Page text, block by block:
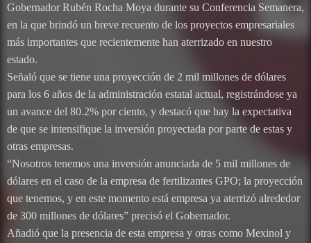
Gobernador Rubén Rocha Moya durante su Conferencia Semanera,
en la que brindó un breve recuento de los proyectos empresariales
más importantes que recientemente han aterrizado en nuestro
estado.
Señaló que se tiene una proyección de 2 mil millones de dólares
para los 6 años de la administración estatal actual, registrándose ya
un avance del 80.2% por ciento, y destacó que hay la expectativa
de que se intensifique la inversión proyectada por parte de estas y
otras empresas.
“Nosotros tenemos una inversión anunciada de 5 mil millones de
dólares en el caso de la empresa de fertilizantes GPO; la proyección
que tenemos, y en este momento está empresa ya aterrizó alrededor
de 300 millones de dólares” precisó el Gobernador.
Añadió que la presencia de esta empresa y otras como Mexinol y